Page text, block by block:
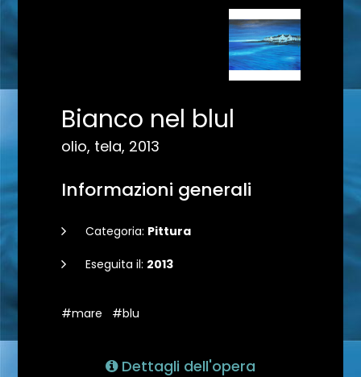
Bianco nel blul
olio, tela, 2013
Informazioni generali
Categoria: Pittura
Eseguita il: 2013
#mare #blu
Dettagli dell'opera